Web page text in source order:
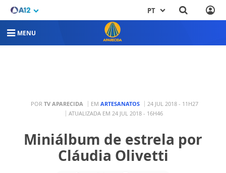
PT
MENU
POR TV APARECIDA EM ARTESANATOS
24 JUL 2018 - 11H27
ATUALIZADA EM 24 JUL 2018 - 16H46
Miniálbum de estrela por
Cláudia Olivetti